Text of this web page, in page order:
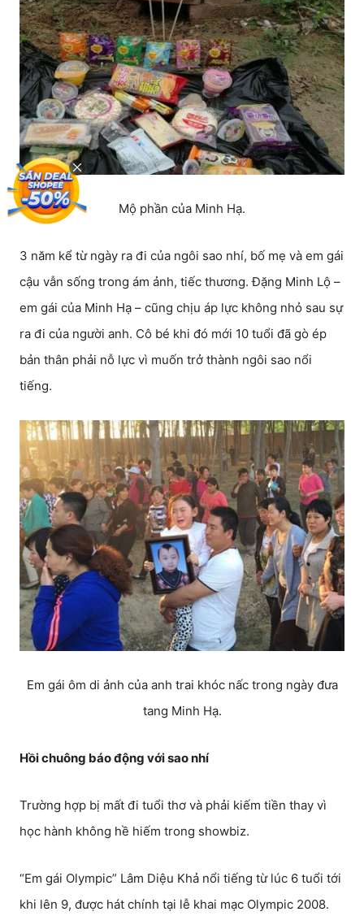
Mộ phần của Minh Hạ.
3 năm kể từ ngày ra đi của ngôi sao nhí, bố mẹ và em gái
cậu vẫn sống trong ám ảnh, tiếc thương. Đặng Minh Lộ –
em gái của Minh Hạ – cũng chịu áp lực không nhỏ sau sự
ra đi của người anh. Cô bé khi đó mới 10 tuổi đã gò ép
bản thân phải nỗ lực vì muốn trở thành ngôi sao nổi
tiếng.
Em gái ôm di ảnh của anh trai khóc nấc trong ngày đưa
tang Minh Hạ.
Hồi chuông báo động với sao nhí
Trường hợp bị mất đi tuổi thơ và phải kiếm tiền thay vì
học hành không hề hiếm trong showbiz.
“Em gái Olympic” Lâm Diệu Khả nổi tiếng từ lúc 6 tuổi tới
khi lên 9, được hát chính tại lễ khai mạc Olympic 2008.